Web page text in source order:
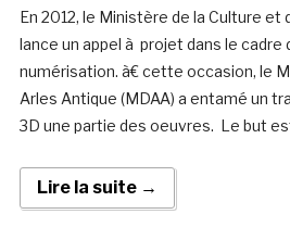
En 2012, le Ministère de la Culture et
lance un appel à projet dans le cadre
numérisation. à€ cette occasion, le
Arles Antique (MDAA) a entamé un
3D une partie des oeuvres. Le but
Lire la suite →